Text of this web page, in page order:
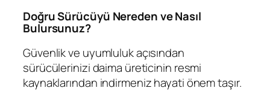
Doğru Sürücüyü Nereden ve Nasıl
Bulursunuz?
Güvenlik ve uyumluluk açısından
sürücülerinizi daima üreticinin resmi
kaynaklarından indirmeniz hayati önem taşır.